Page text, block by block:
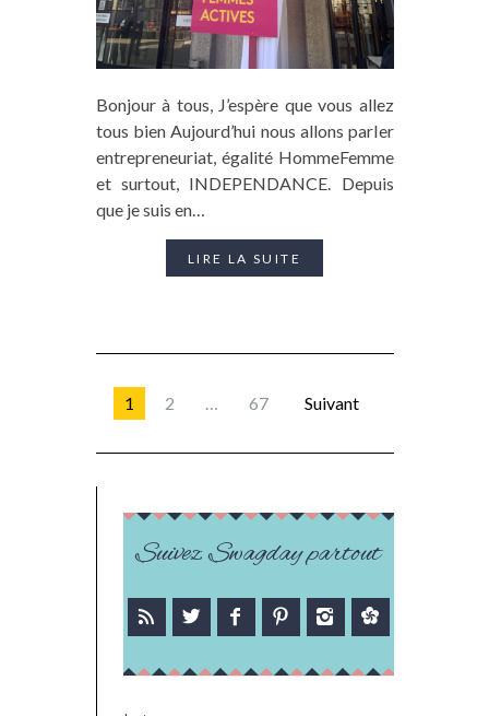
Bonjour à tous, J’espère que vous allez
tous bien Aujourd’hui nous allons parler
entrepreneuriat, égalité HommeFemme
et surtout, INDEPENDANCE. Depuis
que je suis en…
LIRE LA SUITE
1 2 … 67 Suivant
Suivez Swagday partout